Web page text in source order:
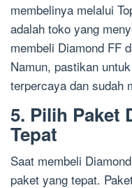
membelinya melalui
adalah toko yang
membeli Diamond FF
Namun, pastikan
terpercaya dan sudah
5. Pilih Paket
Tepat
Saat membeli
paket yang tepat.